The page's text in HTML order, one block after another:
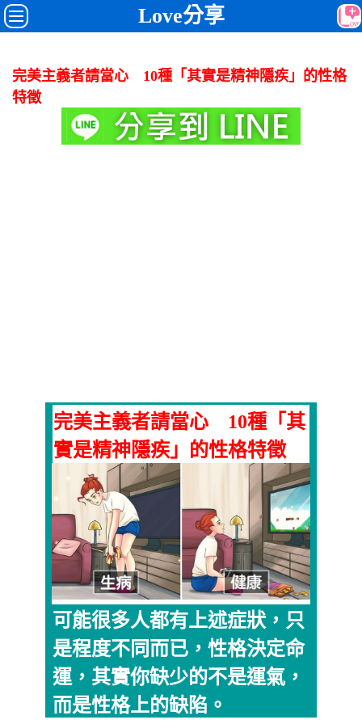
Love分享
完美主義者請當心 10種「其實是精神隱疾」的性格
特徵
完美主義者請當心 10種「其
實是精神隱疾」的性格特徵
可能很多人都有上述症狀，只
是程度不同而已，性格決定命
運，其實你缺少的不是運氣，
而是性格上的缺陷。